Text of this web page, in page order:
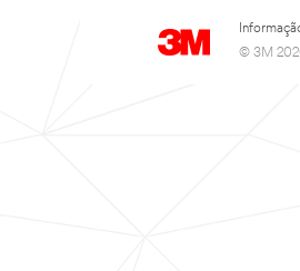
© 3M